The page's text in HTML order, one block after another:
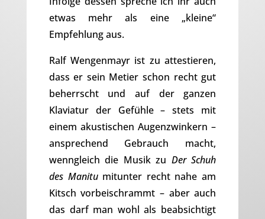
etwas mehr als eine „kleine“
Empfehlung aus.
Ralf Wengenmayr ist zu attestieren,
dass er sein Metier schon recht gut
beherrscht und auf der ganzen
Klaviatur der Gefühle – stets mit
einem akustischen Augenzwinkern –
ansprechend Gebrauch macht,
wenngleich die Musik zu Der Schuh
des Manitumitunter recht nahe am
Kitsch vorbeischrammt – aber auch
das darf man wohl als beabsichtigt